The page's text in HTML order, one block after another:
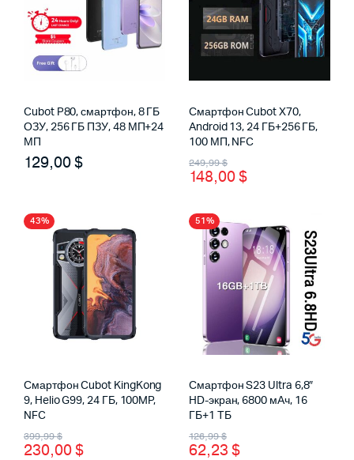
Cubot P80, смартфон, 8 ГБ
ОЗУ, 256 ГБ ПЗУ, 48 МП+24
МП
129,00$
Смартфон Cubot X70,
Android 13, 24 ГБ+256 ГБ,
100 МП, NFC
249,99$
Первоначальная
цена
249,99 $.
148,00$
Текущая
цена:
43%
Смартфон Cubot KingKong
9, Helio G99, 24 ГБ, 100MP,
NFC
399,99$
Первоначальная
230,00$
Текущая
51%
Смартфон S23 Ultra 6,8″
HD-экран, 6800 мАч, 16
ГБ+1 ТБ
126,99$
Первоначальная
62,23$
Текущая